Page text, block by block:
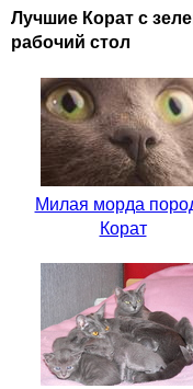
Лучшие Корат с
рабочий стол
Милая морда
Корат